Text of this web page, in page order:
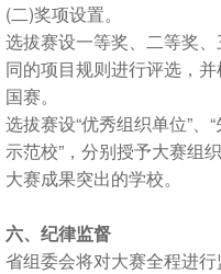
(二)奖项设置。
选拔赛设一等奖、二等奖
同的项目规则进行评选，
国赛。
选拔赛设“优秀组织单位”、
示范校”，分别授予大赛组
大赛成果突出的学校。
六、纪律监督
省组委会将对大赛全程进